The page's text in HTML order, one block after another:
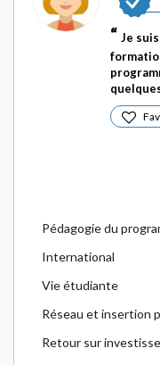
Je
Pédagogie du
International
Vie étudiante
Réseau et insertion
Retour sur